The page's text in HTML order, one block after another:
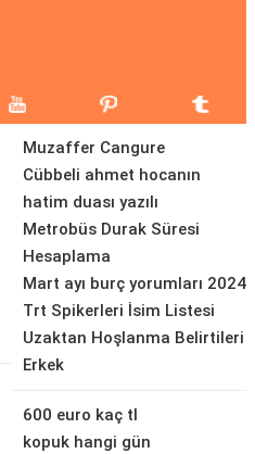
Muzaffer Cangure
Cübbeli ahmet hocanın
hatim duası yazılı
Metrobüs Durak Süresi
Hesaplama
Mart ayı burç yorumları 2024
Trt Spikerleri İsim Listesi
Uzaktan Hoşlanma Belirtileri
Erkek
600 euro kaç tl
kopuk hangi gün